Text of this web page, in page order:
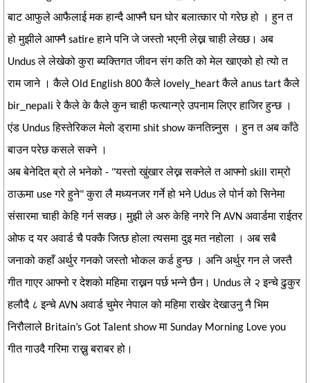
बाट आफुले आफैलाई मक हान्दै आफ्नै घन घोर बलात्कार पो गरेछ हो । हुन त
हो मुझीले आफ्नै satire हाने पनि जे जस्तो भएनी लेख्न चाही लेख्छ। अब
Undus ले लेखेको कुरा ब्यक्तिगत जीवन संग कति को मेल खाएको हो त्यो त
राम जाने । कैले Old English 800 कैले lovely_heart कैले anus tart कैले
bir_nepali रे कैले के कैले कुन चाही फत्यान्ग्रे उपनाम लिएर हाजिर हुन्छ ।
एंड Undus हिस्तेरिकल मेलो ड्रामा shit show कनतिन्न्नुस । हुन त अब काँठे
बाउन परेछ कसले सक्ने ।
अब बेनेदित ब्रो ले भनेको - "यस्तो खुंखार लेख्न सक्नेले त आफ्नो skill राम्रो
ठाऊमा use गरे हुने" कुरा लै मध्यनजर गर्ने हो भने Udus ले पोर्न को सिनेमा
संसारमा चाही केहि गर्न सक्छ। मुझी ले अरु केहि नगरे नि AVN अवार्डमा राईतर
ओफ द यर अवार्ड चै पक्कै जित्छ होला त्यसमा दुइ मत नहोला । अब सबै
जनाको कहाँ अर्थुर गनको जस्तो भोकल कर्ड हुन्छ । अनि अर्थुर गन ले जस्तै
गीत गाएर आफ्नो र देशको महिमा राख्नन पर्छ भन्ने छैन। Undus ले २ इन्चे ढुकुर
हलौदै ८ इन्चे AVN अवार्ड चुमेर नेपाल को महिमा राखेर देखाउनु नै भिम
निरौलाले Britain’s Got Talent show मा Sunday Morning Love you
गीत गाउदै गरिमा राख्नु बराबर हो।